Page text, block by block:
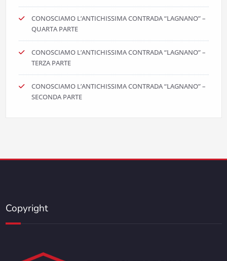
CONOSCIAMO L’ANTICHISSIMA CONTRADA “LAGNANO” –
QUARTA PARTE
CONOSCIAMO L’ANTICHISSIMA CONTRADA “LAGNANO” –
TERZA PARTE
CONOSCIAMO L’ANTICHISSIMA CONTRADA “LAGNANO” –
SECONDA PARTE
Copyright